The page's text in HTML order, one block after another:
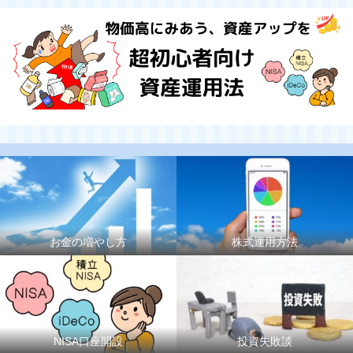
お金の増やし方 株式運用方法
NISA口座開設 投資失敗談